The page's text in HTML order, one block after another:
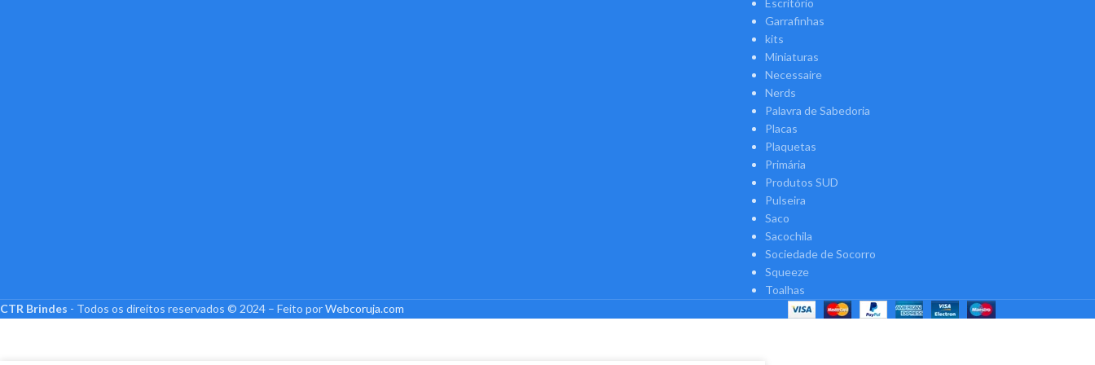
Escritório
Garrafinhas
kits
Miniaturas
Necessaire
Nerds
Palavra de Sabedoria
Placas
Plaquetas
Primária
Produtos SUD
Pulseira
Saco
Sacochila
Sociedade de Socorro
Squeeze
Toalhas
CTR Brindes - Todos os direitos reservados © 2024 – Feito porWebcoruja.com